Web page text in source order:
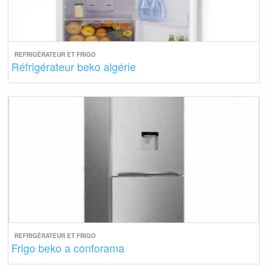
REFRIGÉRATEUR ET FRIGO
Réfrigérateur beko algérie
REFRIGÉRATEUR ET FRIGO
Frigo beko a conforama